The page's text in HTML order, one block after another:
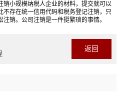
小规模纳税人企业的材料，提交就可以
不存在统一信用代码和税务登记注销，只
销。公司注销是一件挺繁琐的事情。
返回